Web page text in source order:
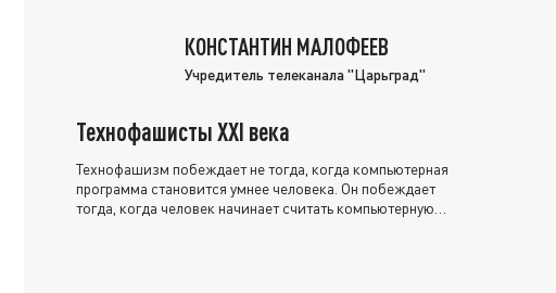
КОНСТАНТИН МАЛОФЕЕВ
Учредитель телеканала "Царьград"
Технофашисты XXI века
Технофашизм побеждает не тогда, когда компьютерная
программа становится умнее человека. Он побеждает
тогда, когда человек начинает считать компьютерную